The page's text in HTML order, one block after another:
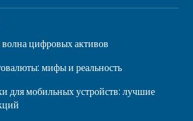
цифровых активов
мифы и реальность
для мобильных устройств: лучшие